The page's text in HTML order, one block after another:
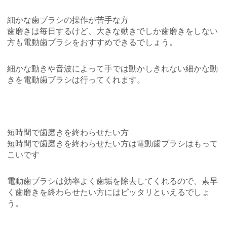
細かな歯ブラシの操作が苦手な方
歯磨きは毎日するけど、大きな動きでしか歯磨きをしない
方も電動歯ブラシをおすすめできるでしょう。
細かな動きや音波によって手では動かしきれない細かな動
きを電動歯ブラシは行ってくれます。
短時間で歯磨きを終わらせたい方
短時間で歯磨きを終わらせたい方は電動歯ブラシはもって
こいです
電動歯ブラシは効率よく歯垢を除去してくれるので、素早
く歯磨きを終わらせたい方にはピッタリといえるでしょ
う。